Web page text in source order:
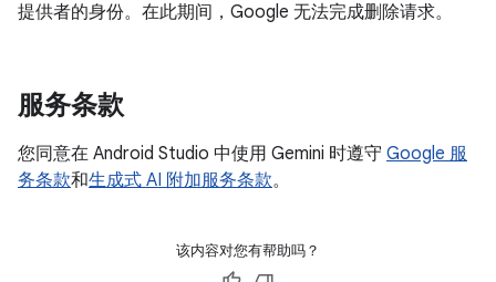
提供者的身份。在此期间，Google 无法完成删除请求。
服务条款
您同意在 Android Studio 中使用 Gemini 时遵守 Google 服
务条款和生成式 AI 附加服务条款。
该内容对您有帮助吗？